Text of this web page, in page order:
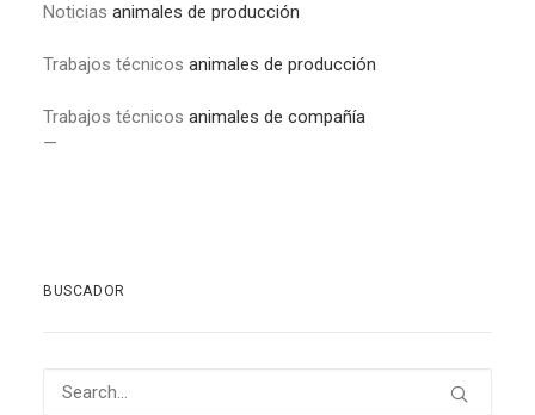
Noticias animales de producción
Trabajos técnicos animales de producción
Trabajos técnicos animales de compañía
—
BUSCADOR